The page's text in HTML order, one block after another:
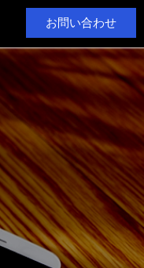
お問い合わせ